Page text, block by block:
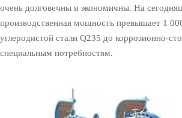
очень долговечны и экономичны. На
производственная мощность превышает 1
углеродистой стали Q235 до коррозионно-
специальным потребностям.